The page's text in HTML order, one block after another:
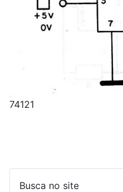
74121
Busca no site